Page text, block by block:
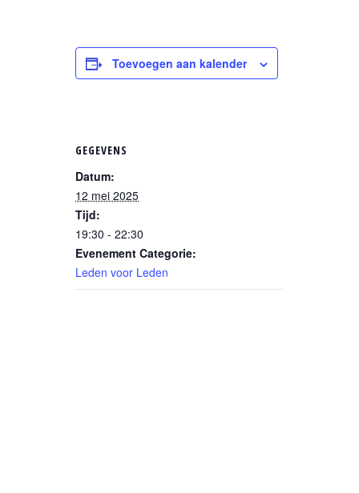
Toevoegen aan kalender
GEGEVENS
Datum:
12 mei 2025
Tijd:
19:30 - 22:30
Evenement Categorie:
Leden voor Leden